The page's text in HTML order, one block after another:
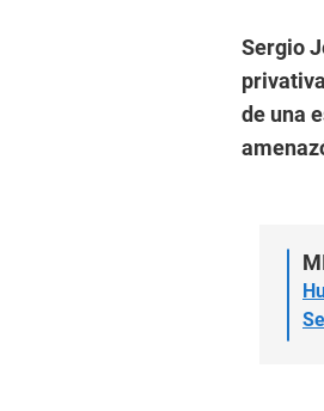
Sergio
de una